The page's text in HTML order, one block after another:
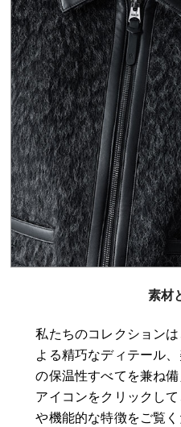
素材
私たちのコレクション
よる精巧なディテール
の保温性すべてを兼ね
アイコンをクリックし
や機能的な特徴をご覧く